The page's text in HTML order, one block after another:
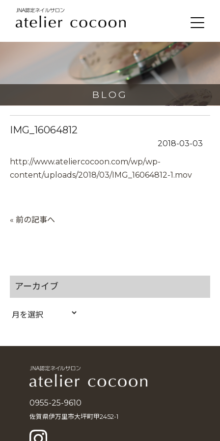
BLOG
IMG_16064812
2018-03-03
http://www.ateliercocoon.com/wp/wp-
content/uploads/2018/03/IMG_16064812-1.mov
« 前の記事へ
アーカイブ
ア
0955-25-9610
佐賀県伊万里市大坪町甲2452-1